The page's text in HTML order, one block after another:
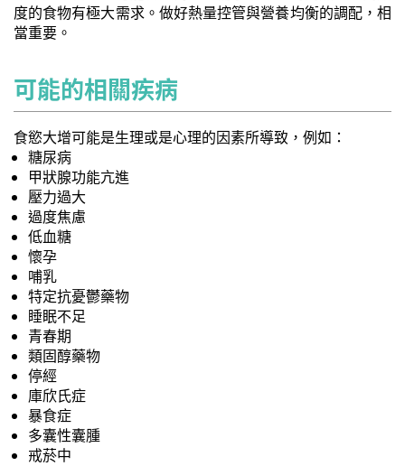
度的食物有極大需求。做好熱量控管與營養均衡的調配，相
當重要。
可能的相關疾病
食慾大增可能是生理或是心理的因素所導致，例如：
糖尿病
甲狀腺功能亢進
壓力過大
過度焦慮
低血糖
懷孕
哺乳
特定抗憂鬱藥物
睡眠不足
青春期
類固醇藥物
停經
庫欣氏症
暴食症
多囊性囊腫
戒菸中